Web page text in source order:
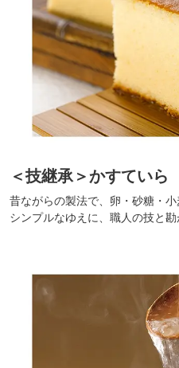
＜技継承＞かすていら
昔ながらの製法で、卵・砂糖・
シンプルなゆえに、職人の技と勘